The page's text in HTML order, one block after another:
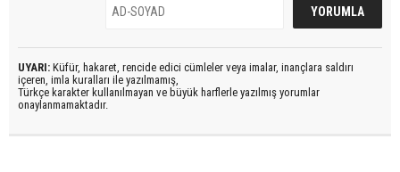
UYARI: Küfür, hakaret, rencide edici cümleler veya imalar, inançlara saldırı
içeren, imla kuralları ile yazılmamış,
Türkçe karakter kullanılmayan ve büyük harflerle yazılmış yorumlar
onaylanmamaktadır.